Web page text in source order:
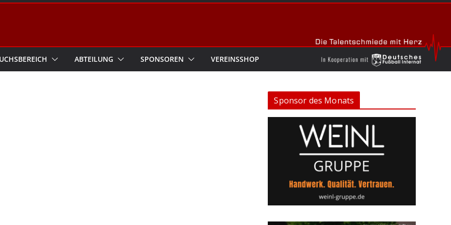
ABTEILUNG SPONSOREN VEREINSSHOP
Sponsor des Monats